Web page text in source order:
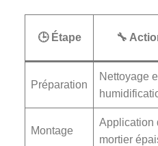
🕒 Étape 🔧
Préparation
Nettoyage
Montage
Application
mortier